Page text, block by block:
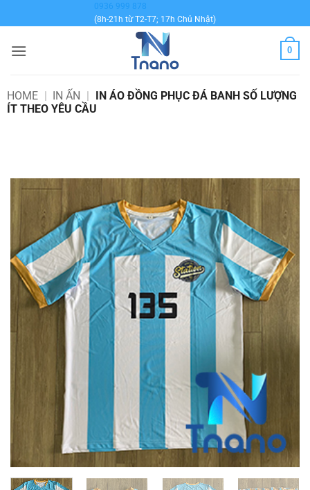
qua
dung
0936 999 878
(8h-21h từ T2-T7; 17h Chủ Nhật)
0
HOME | IN ẤN | IN ÁO ĐỒNG PHỤC ĐÁ BANH SỐ LƯỢNG
ÍT THEO YÊU CẦU